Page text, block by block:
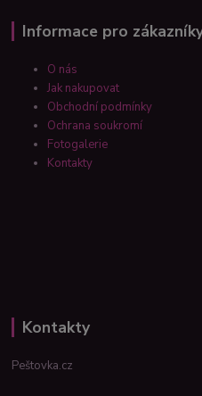
Informace pro
O nás
Jak nakupovat
Obchodní podmínky
Ochrana soukromí
Fotogalerie
Kontakty
Kontakty
Peštovka.cz